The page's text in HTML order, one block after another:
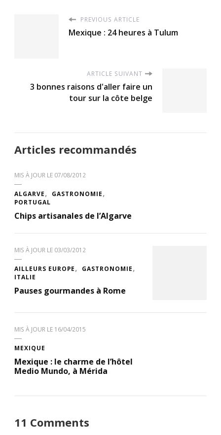
PREVIOUS ARTICLE
Mexique : 24 heures à Tulum
ARTICLE SUIVANT
3 bonnes raisons d'aller faire un
tour sur la côte belge
Articles recommandés
MIS À JOUR LE 07/08/2012
ALGARVE
GASTRONOMIE
PORTUGAL
Chips artisanales de l’Algarve
MIS À JOUR LE 03/03/2012
AILLEURS EUROPE
GASTRONOMIE
ITALIE
Pauses gourmandes à Rome
MIS À JOUR LE 16/04/2015
MEXIQUE
Mexique : le charme de l’hôtel
Medio Mundo, à Mérida
11 Comments